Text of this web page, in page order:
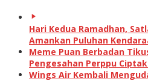
Hari Kedua Ramadhan,
Amankan Puluhan
Meme Puan Berbadan
Pengesahan Perppu
Wings Air Kembali